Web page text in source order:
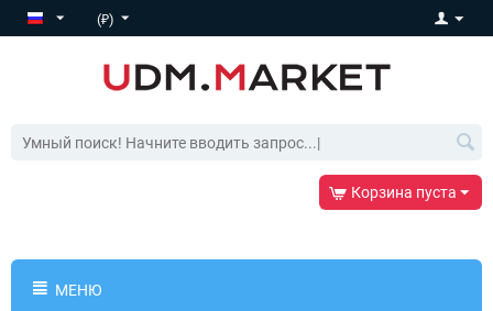
(₽)
Корзина пуста
МЕНЮ